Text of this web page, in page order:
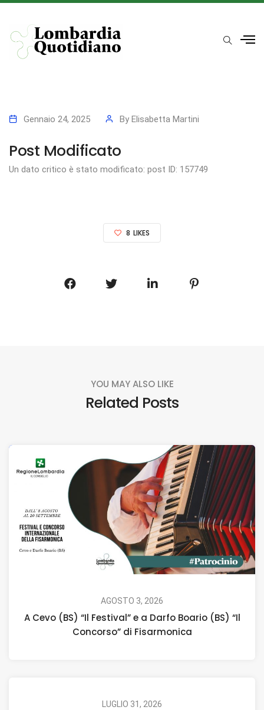
Gennaio 24, 2025 By Elisabetta Martini
Post Modificato
Un dato critico è stato modificato: post ID: 157749
8 LIKES
YOU MAY ALSO LIKE
Related Posts
AGOSTO 3, 2026
A Cevo (BS) “Il Festival” e a Darfo Boario (BS) “Il
Concorso” di Fisarmonica
LUGLIO 31, 2026